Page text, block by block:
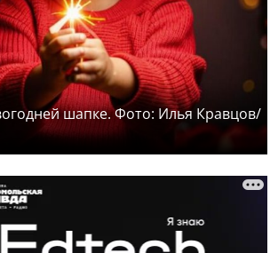
шапке. Фото: Илья Кравцов/